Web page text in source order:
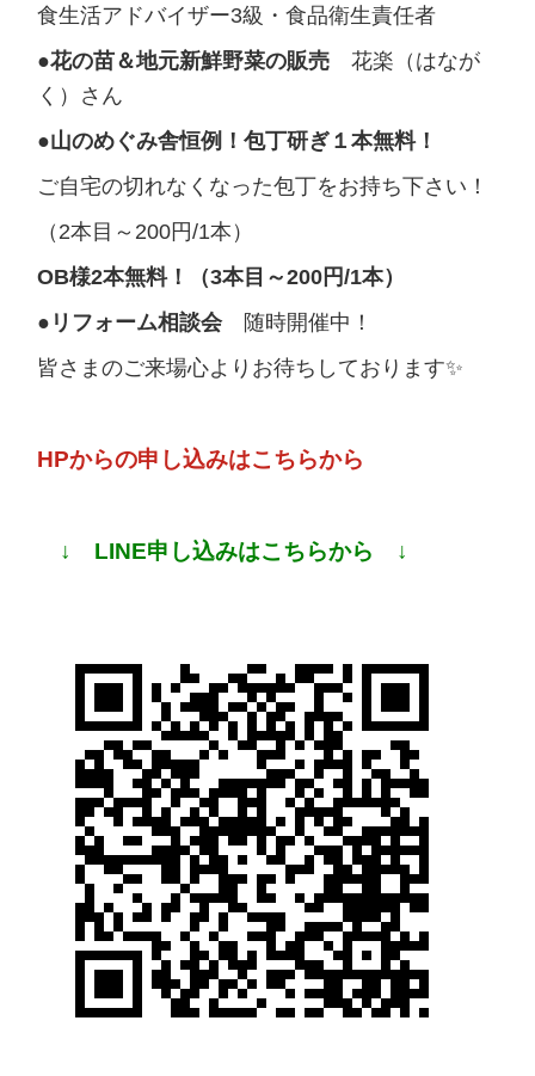
食生活アドバイザー3級・食品衛生責任者
●花の苗＆地元新鮮野菜の販売花楽（はなが
く）さん
●山のめぐみ舎恒例！包丁研ぎ１本無料！
ご自宅の切れなくなった包丁をお持ち下さい！
（2本目～200円/1本）
OB様2本無料！（3本目～200円/1本）
●リフォーム相談会 随時開催中！
皆さまのご来場心よりお待ちしております✨
HPからの申し込みはこちらから
↓ LINE申し込みはこちらから ↓